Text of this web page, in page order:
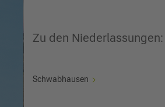
Zu den Niederlassungen:
Schwabhausen